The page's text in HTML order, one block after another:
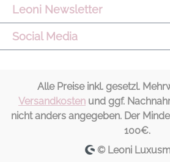
trocknen, bei niedriger
Leoni Newsletter
Social Media
Alle Preise inkl. gesetzl.
Versandkosten und ggf.
nicht anders angegeben. Der
100€.
© Leoni